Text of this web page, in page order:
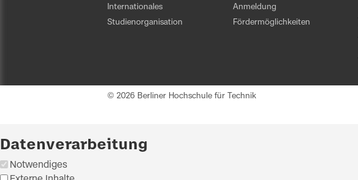
Internationales
Studienorganisation
Anmeldung
Fördermöglichkeiten
© 2026 Berliner Hochschule für Technik
Datenverarbeitung
Notwendiges